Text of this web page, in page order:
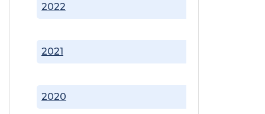
2020
2021
2022